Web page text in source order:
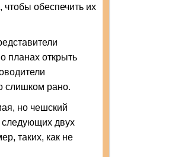
чтобы обеспечить их
планах открыть
слишком рано.
но чешский
следующих двух
таких, как не